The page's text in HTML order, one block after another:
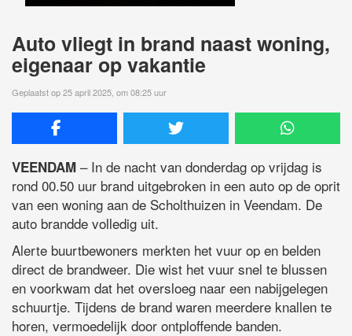
Auto vliegt in brand naast woning,
eigenaar op vakantie
Geplaatst op 25 april 2025, om 08:25 uur
VEENDAM – In de nacht van donderdag op vrijdag is
rond 00.50 uur brand uitgebroken in een auto op de oprit
van een woning aan de Scholthuizen in Veendam. De
auto brandde volledig uit.
Alerte buurtbewoners merkten het vuur op en belden
direct de brandweer. Die wist het vuur snel te blussen
en voorkwam dat het oversloeg naar een nabijgelegen
schuurtje. Tijdens de brand waren meerdere knallen te
horen, vermoedelijk door ontploffende banden.